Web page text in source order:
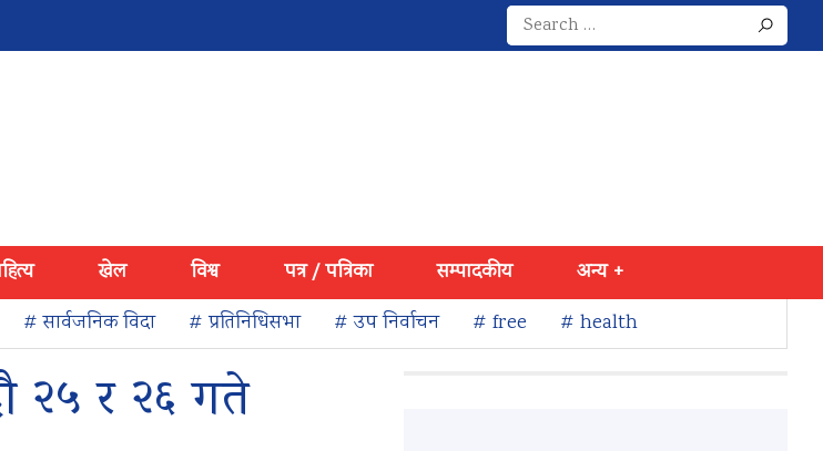
Search
for:
खेल विश्व पत्र / पत्रिका सम्पादकीय
अन्य +
# सार्वजनिक विदा # प्रतिनिधिसभा # उप निर्वाचन # free # health
२५ र २६ गते